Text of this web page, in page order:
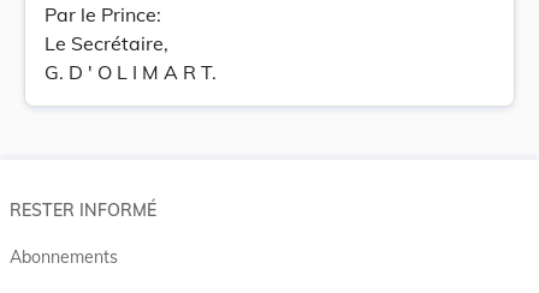
Par le Prince:
Le Secrétaire,
G. D ' O L I M A R T.
RESTER INFORMÉ
Abonnements